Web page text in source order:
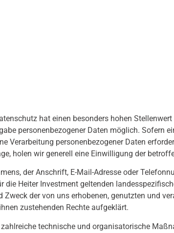
hat einen besonders hohen
personenbezogener Daten möglich. Sofern
Verarbeitung personenbezogener Daten
holen wir generell eine Einwilligung der
der Anschrift, E-Mail-Adresse oder
Heiter Investment geltenden
der von uns erhobenen, genutzten und
zustehenden Rechte aufgeklärt.
technische und organisatorische